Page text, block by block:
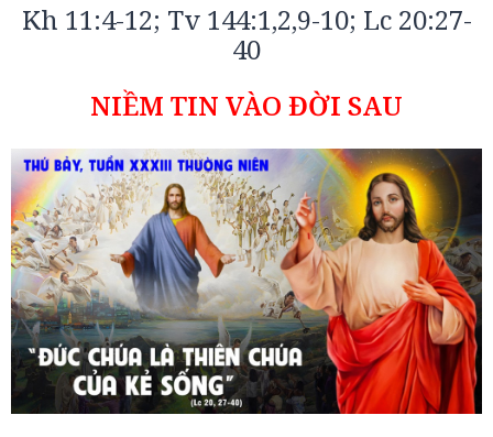
Kh 11:4-12; Tv 144:1,2,9-10; Lc 20:27-
40
NIỀM TIN VÀO ĐỜI SAU